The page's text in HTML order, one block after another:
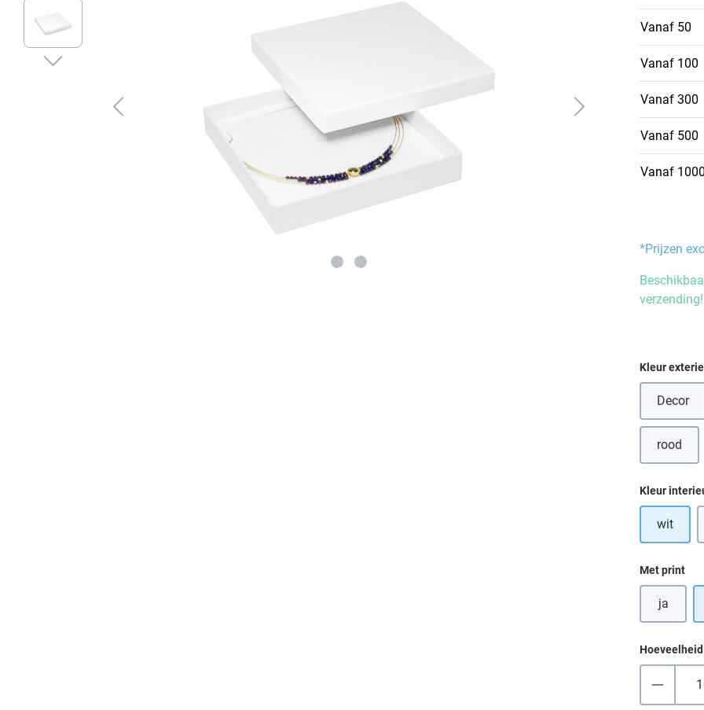
Vanaf 50
Vanaf 100
Vanaf 300
Vanaf 500
Vanaf 1000
*Prijzen
verzending!
Selecteer
Kleur
Decor
(Deze
rood(Deze
Selecteer
Kleur
wit
Selecteer
Met print
ja
Hoeveelheid